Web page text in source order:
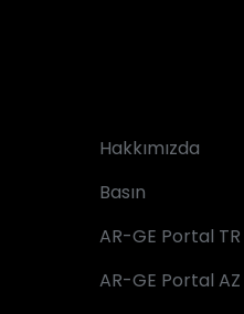
Hakkımızda
Basın
AR-GE Portal TR
AR-GE Portal AZ